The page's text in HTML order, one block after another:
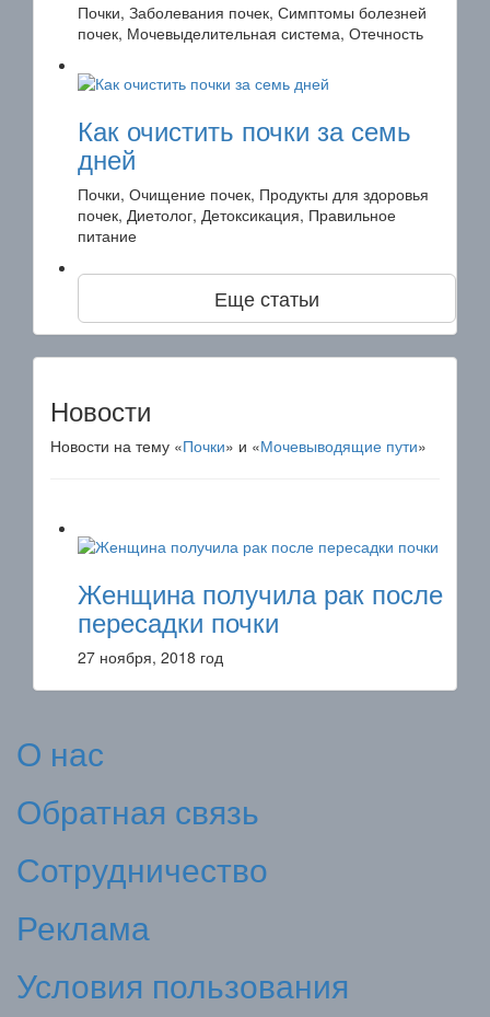
Почки, Заболевания почек, Симптомы болезней
почек, Мочевыделительная система, Отечность
Как очистить почки за семь
дней
Почки, Очищение почек, Продукты для здоровья
почек, Диетолог, Детоксикация, Правильное
питание
Еще статьи
Новости
Новости на тему «Почки» и «Мочевыводящие пути»
Женщина получила рак после
пересадки почки
27 ноября, 2018 год
О нас
Обратная связь
Сотрудничество
Реклама
Условия пользования